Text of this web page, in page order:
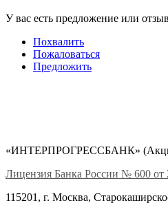
У вас есть предложение или
Похвалить
Пожаловаться
Предложить
«ИНТЕРПРОГРЕССБАНК»
Лицензия Банка России № 600 от
115201, г. Москва,